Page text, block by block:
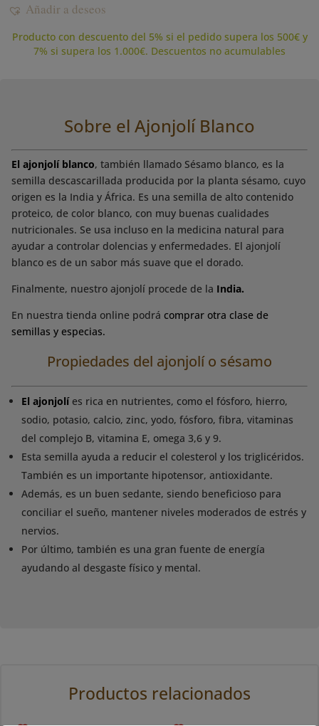
Añadir a deseos
Producto con descuento del 5% si el pedido supera los 500€ y
7% si supera los 1.000€. Descuentos no acumulables
Sobre el Ajonjolí Blanco
El ajonjolí blanco, también llamado Sésamo blanco, es la
semilla descascarillada producida por la planta sésamo, cuyo
origen es la India y África. Es una semilla de alto contenido
proteico, de color blanco, con muy buenas cualidades
nutricionales. Se usa incluso en la medicina natural para
ayudar a controlar dolencias y enfermedades. El ajonjolí
blanco es de un sabor más suave que el dorado.
Finalmente, nuestro ajonjolí procede de la India.
En nuestra tienda online podrácomprar otra clase de
semillas y especias.
Propiedades del ajonjolí o sésamo
El ajonjolí es rica en nutrientes, como el fósforo, hierro,
sodio, potasio, calcio, zinc, yodo, fósforo, fibra, vitaminas
del complejo B, vitamina E, omega 3,6 y 9.
Esta semilla ayuda a reducir el colesterol y los triglicéridos.
También es un importante hipotensor, antioxidante.
Además, es un buen sedante, siendo beneficioso para
conciliar el sueño, mantener niveles moderados de estrés y
nervios.
Por último, también es una gran fuente de energía
ayudando al desgaste físico y mental.
Productos relacionados